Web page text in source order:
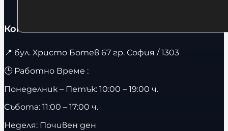
Контакти
📍 бул. Христо Ботев 67 гр. София / 1303
🕒 Работно Време :
Понеделник – Петък: 10:00 – 19:00 ч.
Събота: 11:00 – 17:00 ч.
Неделя: Почивен ден